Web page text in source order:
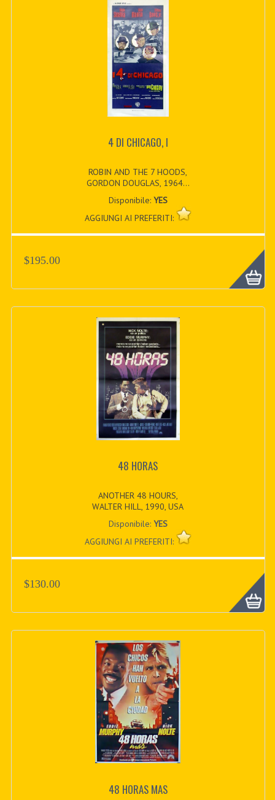
4 DI CHICAGO, I
ROBIN AND THE 7 HOODS,
GORDON DOUGLAS, 1964...
Disponibile: YES
AGGIUNGI AI PREFERITI:
$195.00
48 HORAS
ANOTHER 48 HOURS,
WALTER HILL, 1990, USA
Disponibile: YES
AGGIUNGI AI PREFERITI:
$130.00
48 HORAS MAS